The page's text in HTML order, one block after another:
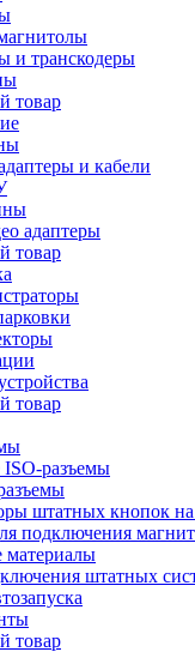
и транскодеры
товар
и кабели
адаптеры
товар
товар
разъемы
штатных кнопок на
подключения
материалы
штатных
товар